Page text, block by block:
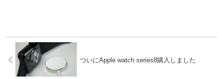
ついにApple watch series8購入しました